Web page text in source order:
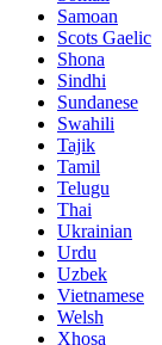
Samoan
Scots Gaelic
Shona
Sindhi
Sundanese
Swahili
Tajik
Tamil
Telugu
Thai
Ukrainian
Urdu
Uzbek
Vietnamese
Welsh
Xhosa